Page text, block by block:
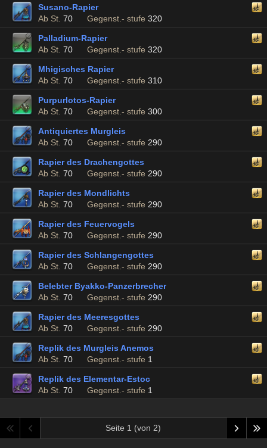
Susano-Rapier
Ab St. 70 Gegenst.- stufe 320
Palladium-Rapier
Ab St. 70 Gegenst.- stufe 320
Mhigisches Rapier
Ab St. 70 Gegenst.- stufe 310
Purpurlotos-Rapier
Ab St. 70 Gegenst.- stufe 300
Antiquiertes Murgleis
Ab St. 70 Gegenst.- stufe 290
Rapier des Drachengottes
Ab St. 70 Gegenst.- stufe 290
Rapier des Mondlichts
Ab St. 70 Gegenst.- stufe 290
Rapier des Feuervogels
Ab St. 70 Gegenst.- stufe 290
Rapier des Schlangengottes
Ab St. 70 Gegenst.- stufe 290
Belebter Byakko-Panzerbrecher
Ab St. 70 Gegenst.- stufe 290
Rapier des Meeresgottes
Ab St. 70 Gegenst.- stufe 290
Replik des Murgleis Anemos
Ab St. 70 Gegenst.- stufe 1
Replik des Elementar-Estoc
Ab St. 70 Gegenst.- stufe 1
Seite 1 (von 2)